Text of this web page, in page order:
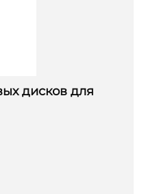
дисков для